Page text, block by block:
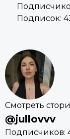
Подписок:
Смотреть
@jullovvv
Подписчиков: